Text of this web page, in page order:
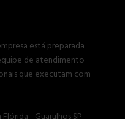
está preparada
de atendimento
que executam com